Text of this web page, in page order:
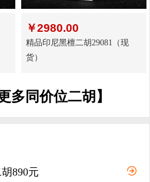
￥2980.00
精品印尼黑檀二胡29081（现
货）
多同价位二胡】
890元